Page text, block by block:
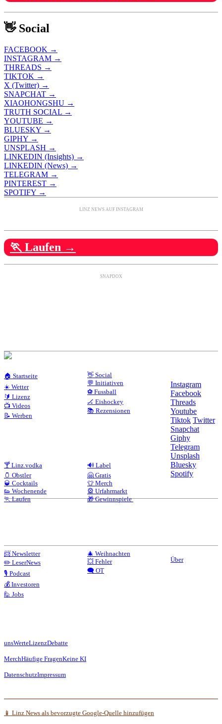
👋 Social
FACEBOOK →
INSTAGRAM →
THREADS →
TIKTOK →
X (Twitter) →
SNAPCHAT →
XIAOHONGSHU →
TRUTH SOCIAL →
YOUTUBE →
BLUESKY →
GIPHY →
UNSPLASH →
LINKEDIN (Insights) →
LINKEDIN (News) →
TELEGRAM →
PINTEREST →
SPOTIFY →
LINZ NEWS AUF INSTAGRAM
🏃 Laufen →
SNAPDOX
🏠 Startseite
☀️ Wetter
🔰 Lizenz
📺 Videos
📝 Werben
👋 Social
💬 Initiativen
⚽ Fussball
🏒 Eishockey
📚 Rezensionen
🍸 Linz.vodka
🫙 Obstler
🥃 Cocktails
👟 Wochenende
🏃 Laufen
🔊 Label
🤗 Gratis
👕 Merch
🎡 Urfahrmarkt
🎁 Gewinnspiele
📨 Newsletter
✏️ LeserNews
🎙️ Podcast
💰 Investoren
🙋 Jobs
🎄 Weihnachten
💥 Fehler
🗨️ OT
Instagram
Facebook
Threads
Youtube
Tiktok Twitter
Snapchat
Giphy
Telegram
Unsplash
Bluesky
Spotify
Über
unsWerteLizenzDebatte
MerchHäufige FragenKeine KI
DatenschutzImpressum
📱 Linz News als bevorzugte Google-Quelle hinzufügen